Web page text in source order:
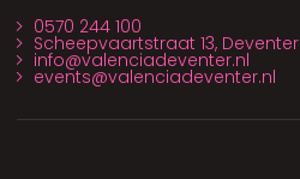
0570 244 100
Scheepvaartstraat 13, Deventer
info@valenciadeventer.nl
events@valenciadeventer.nl